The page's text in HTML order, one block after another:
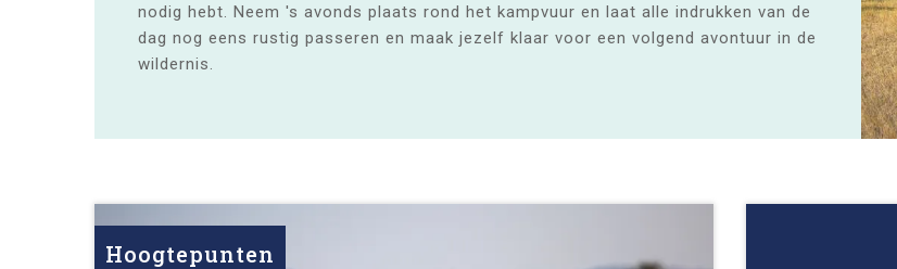
nodig hebt. Neem 's avonds plaats rond het kampvuur en laat alle indrukken van de
dag nog eens rustig passeren en maak jezelf klaar voor een volgend avontuur in de
wildernis.
Hoogtepunten